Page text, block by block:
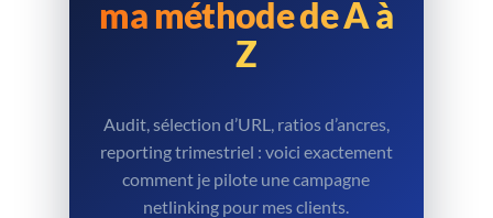
ma méthode de A à
Z
Audit, sélection d’URL, ratios d’ancres,
reporting trimestriel : voici exactement
comment je pilote une campagne
netlinking pour mes clients.